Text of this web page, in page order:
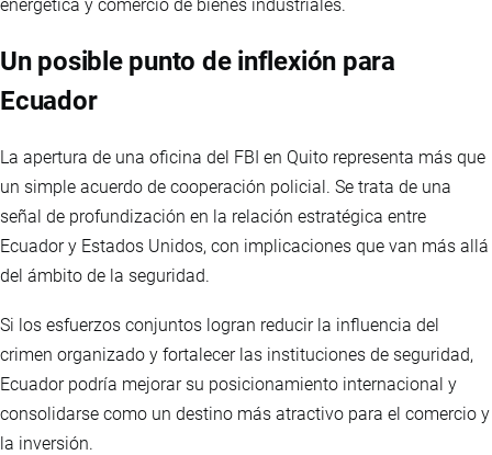
energética y comercio de bienes industriales.
Un posible punto de inflexión para
Ecuador
La apertura de una oficina del FBI en Quito representa más que
un simple acuerdo de cooperación policial. Se trata de una
señal de profundización en la relación estratégica entre
Ecuador y Estados Unidos, con implicaciones que van más allá
del ámbito de la seguridad.
Si los esfuerzos conjuntos logran reducir la influencia del
crimen organizado y fortalecer las instituciones de seguridad,
Ecuador podría mejorar su posicionamiento internacional y
consolidarse como un destino más atractivo para el comercio y
la inversión.